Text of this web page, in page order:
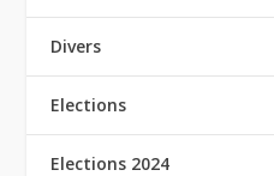
Divers
Elections
Elections 2024